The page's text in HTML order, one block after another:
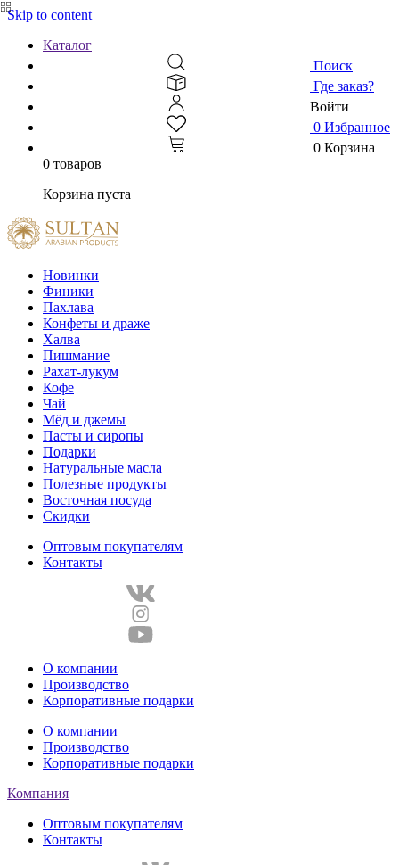
Skip to content
Каталог
Поиск
Где заказ?
Войти
0 Избранное
0 Корзина
0 товаров
Корзина пуста
Новинки
Финики
Пахлава
Конфеты и драже
Халва
Пишмание
Рахат-лукум
Кофе
Чай
Мёд и джемы
Пасты и сиропы
Подарки
Натуральные масла
Полезные продукты
Восточная посуда
Скидки
Оптовым покупателям
Контакты
О компании
Производство
Корпоративные подарки
О компании
Производство
Корпоративные подарки
Компания
Оптовым покупателям
Контакты